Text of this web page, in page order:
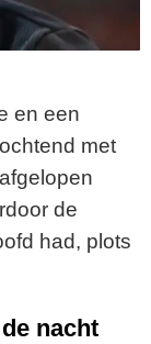
en een
met
de
had, plots
nacht